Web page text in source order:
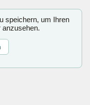
speichern, um Ihren
anzusehen.